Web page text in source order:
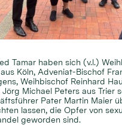
Tamar haben sich (v.l.)
Köln, Adveniat-Bischof
Weihbischof Reinhard
Michael Peters aus Trier
Pater Martin Maier
lassen, die Opfer von
geworden sind.